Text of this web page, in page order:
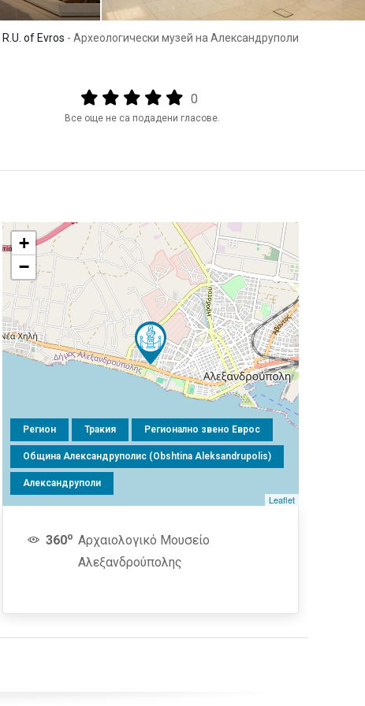
R.U. of Evros - Археологически музей на Александруполи
Output format
(star)(star)(star)(star)(star)
0
Все още не са подадени гласове.
Регион Тракия Регионално звено Еврос
Община Александруполис (Obshtina Aleksandrupolis)
Александруполи
+
−
Leaflet
360o Αρχαιολογικό Μουσείο
Αλεξανδρούπολης